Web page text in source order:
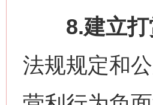
8.建立打
法规规定和